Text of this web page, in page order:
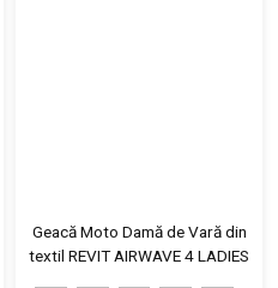
Geacă Moto Damă de Vară din
textil REVIT AIRWAVE 4 LADIES